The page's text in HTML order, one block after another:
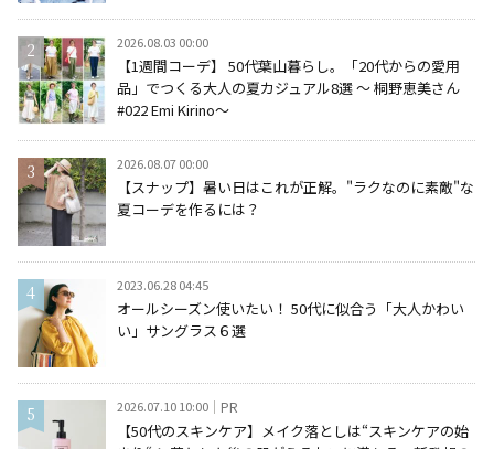
2026.08.03 00:00
【1週間コーデ】 50代葉山暮らし。「20代からの愛用
品」でつくる大人の夏カジュアル8選 ～ 桐野恵美さん
#022 Emi Kirino～
2026.08.07 00:00
【スナップ】暑い日はこれが正解。"ラクなのに素敵"な
夏コーデを作るには？
2023.06.28 04:45
オールシーズン使いたい！ 50代に似合う「大人かわい
い」サングラス６選
2026.07.10 10:00 PR
【50代のスキンケア】メイク落としは“スキンケアの始